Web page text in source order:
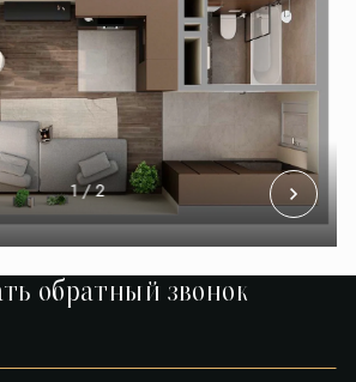
1 / 2
обратный звонок